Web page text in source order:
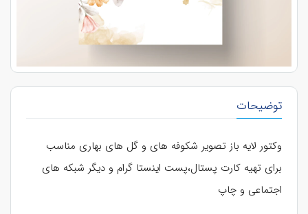
توضیحات
وکتور لایه باز تصویر شکوفه های و گل های بهاری مناسب
برای تهیه کارت پستال،پست اینستا گرام و دیگر شبکه های
اجتماعی و چاپ